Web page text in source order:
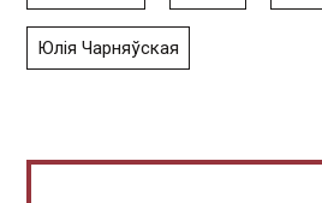
Юлія Чарняўская